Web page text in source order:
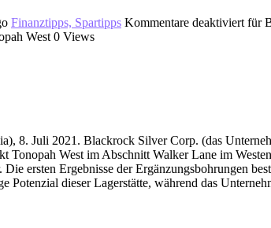
Finanztipps, Spartipps Kommentare deaktiviert für
West 0 Views
8. Juli 2021. Blackrock Silver Corp. (das
Tonopah West im Abschnitt Walker Lane im
ersten Ergebnisse der Ergänzungsbohrungen
Potenzial dieser Lagerstätte, während das